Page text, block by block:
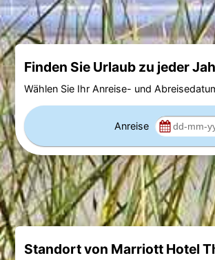
Finden Sie Urlaub zu jeder
Wählen Sie Ihr Anreise- und
Anreise
Standort von Marriott Hotel